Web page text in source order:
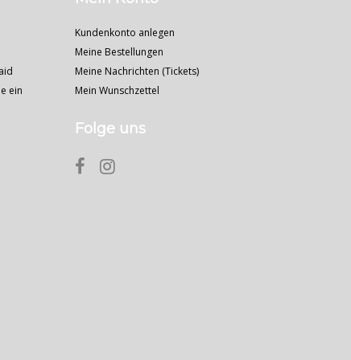
ein
Kundenkonto anlegen
Meine Bestellungen
Meine Nachrichten (Tickets)
Mein Wunschzettel
Folge uns